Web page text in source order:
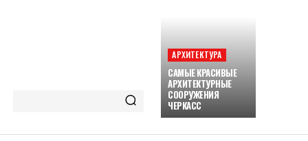
АРХИТЕКТУРА
САМЫЕ КРАСИВЫЕ
АРХИТЕКТУРНЫЕ
СООРУЖЕНИЯ
ЧЕРКАСС